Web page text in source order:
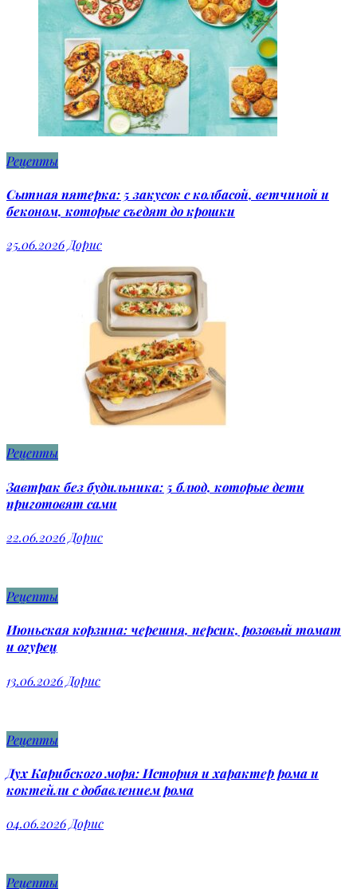
Рецепты
Сытная пятерка: 5 закусок с колбасой, ветчиной и
беконом, которые съедят до крошки
25.06.2026Дорис
Рецепты
Завтрак без будильника: 5 блюд, которые дети
приготовят сами
22.06.2026 Дорис
Рецепты
Июньская корзина: черешня, персик, розовый томат
и огурец
13.06.2026 Дорис
Рецепты
Дух Карибского моря: История и характер рома и
коктейли с добавлением рома
04.06.2026 Дорис
Рецепты